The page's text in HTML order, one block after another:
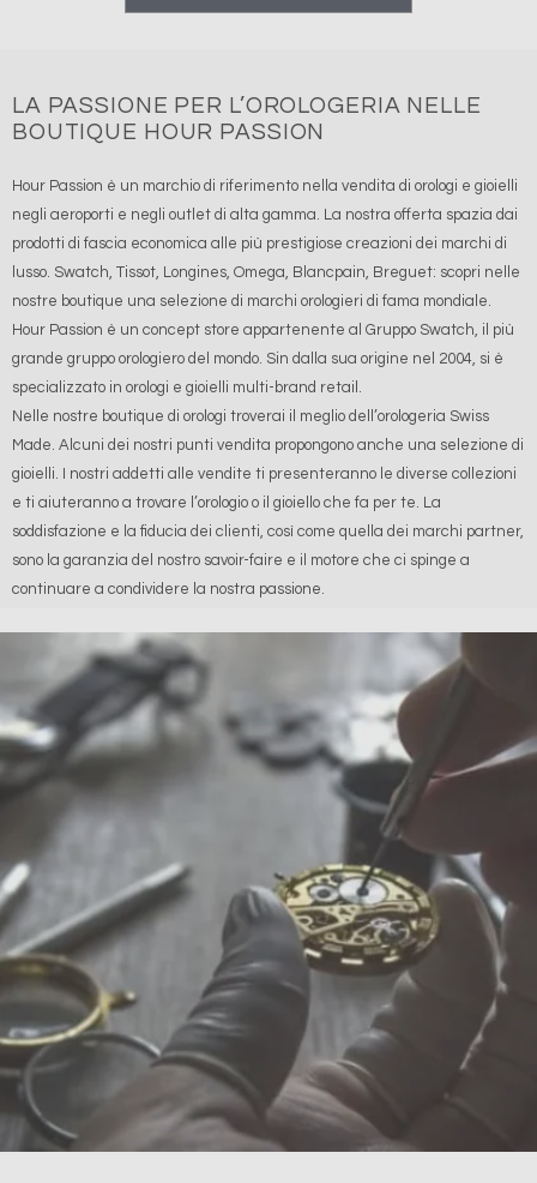
LA PASSIONE PER L’OROLOGERIA NELLE
BOUTIQUE HOUR PASSION
Hour Passion è un marchio di riferimento nella vendita di orologi e gioielli
negli aeroporti e negli outlet di alta gamma. La nostra offerta spazia dai
prodotti di fascia economica alle più prestigiose creazioni dei marchi di
lusso. Swatch, Tissot, Longines, Omega, Blancpain, Breguet: scopri nelle
nostre boutique una selezione di marchi orologieri di fama mondiale.
Hour Passion è un concept store appartenente al Gruppo Swatch, il più
grande gruppo orologiero del mondo. Sin dalla sua origine nel 2004, si è
specializzato in orologi e gioielli multi-brand retail.
Nelle nostre boutique di orologi troverai il meglio dell’orologeria Swiss
Made. Alcuni dei nostri punti vendita propongono anche una selezione di
gioielli. I nostri addetti alle vendite ti presenteranno le diverse collezioni
e ti aiuteranno a trovare l’orologio o il gioiello che fa per te. La
soddisfazione e la fiducia dei clienti, così come quella dei marchi partner,
sono la garanzia del nostro savoir-faire e il motore che ci spinge a
continuare a condividere la nostra passione.